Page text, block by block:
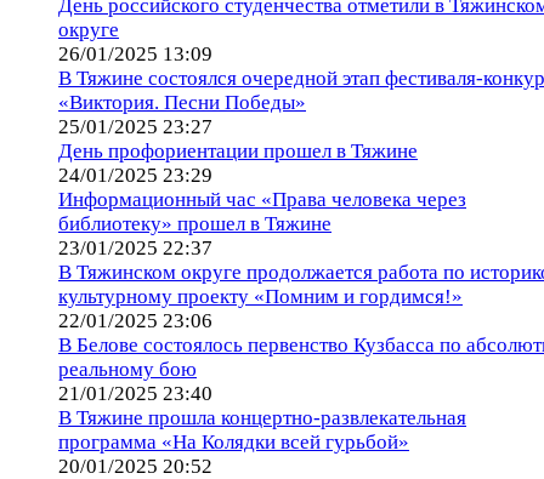
День российского студенчества отметили в
округе
26/01/2025 13:09
В Тяжине состоялся очередной этап фестиваля-
«Виктория. Песни Победы»
25/01/2025 23:27
День профориентации прошел в Тяжине
24/01/2025 23:29
Информационный час «Права человека через
библиотеку» прошел в Тяжине
23/01/2025 22:37
В Тяжинском округе продолжается работа по
культурному проекту «Помним и гордимся!»
22/01/2025 23:06
В Белове состоялось первенство Кузбасса по
реальному бою
21/01/2025 23:40
В Тяжине прошла концертно-развлекательная
программа «На Колядки всей гурьбой»
20/01/2025 20:52